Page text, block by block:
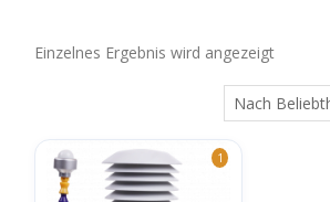
Einzelnes Ergebnis wird angezeigt
1